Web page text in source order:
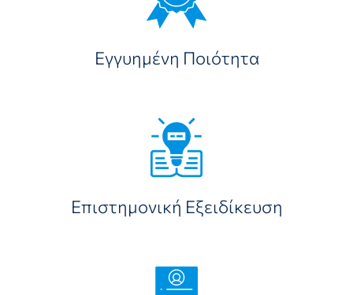
Εγγυημένη Ποιότητα
Επιστημονική Εξειδίκευση